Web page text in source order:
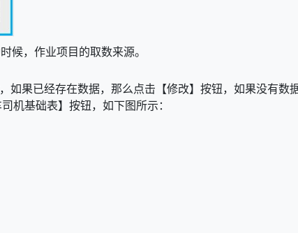
候，作业项目的取数来源。
如果已经存在数据，那么点击【修改】按钮，如果没有数
机基础表】按钮，如下图所示：